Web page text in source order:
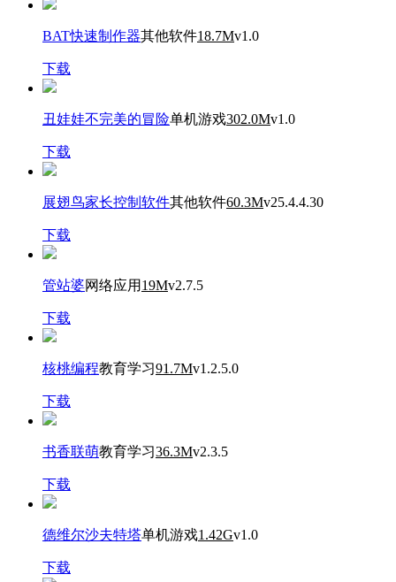
BAT快速制作器其他软件18.7Mv1.0
下载
丑娃娃不完美的冒险单机游戏302.0Mv1.0
下载
展翅鸟家长控制软件其他软件60.3Mv25.4.4.30
下载
管站婆网络应用 19Mv2.7.5
下载
核桃编程教育学习91.7Mv1.2.5.0
下载
书香联萌教育学习36.3Mv2.3.5
下载
德维尔沙夫特塔单机游戏1.42Gv1.0
下载